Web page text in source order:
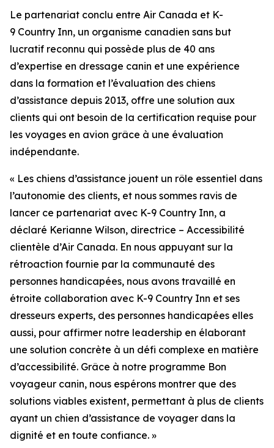
Le partenariat conclu entre Air Canada et K-
9 Country Inn, un organisme canadien sans but
lucratif reconnu qui possède plus de 40 ans
d’expertise en dressage canin et une expérience
dans la formation et l’évaluation des chiens
d’assistance depuis 2013, offre une solution aux
clients qui ont besoin de la certification requise pour
les voyages en avion grâce à une évaluation
indépendante.
« Les chiens d’assistance jouent un rôle essentiel dans
l’autonomie des clients, et nous sommes ravis de
lancer ce partenariat avec K-9 Country Inn, a
déclaré Kerianne Wilson, directrice – Accessibilité
clientèle d’Air Canada. En nous appuyant sur la
rétroaction fournie par la communauté des
personnes handicapées, nous avons travaillé en
étroite collaboration avec K-9 Country Inn et ses
dresseurs experts, des personnes handicapées elles
aussi, pour affirmer notre leadership en élaborant
une solution concrète à un défi complexe en matière
d’accessibilité. Grâce à notre programme Bon
voyageur canin, nous espérons montrer que des
solutions viables existent, permettant à plus de clients
ayant un chien d’assistance de voyager dans la
dignité et en toute confiance. »